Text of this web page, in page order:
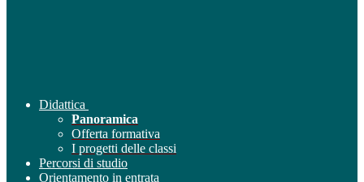
Didattica
Panoramica
Offerta formativa
I progetti delle classi
Percorsi di studio
Orientamento in entrata